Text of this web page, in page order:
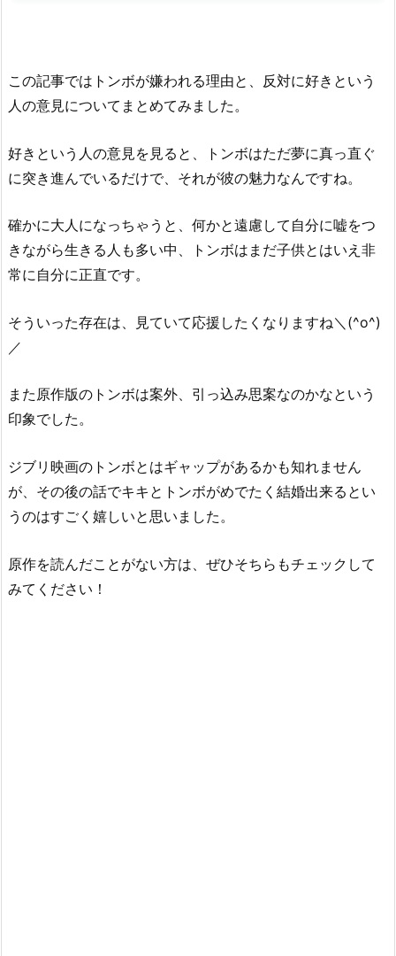
この記事ではトンボが嫌われる理由と、反対に好きという
人の意見についてまとめてみました。
好きという人の意見を見ると、トンボはただ夢に真っ直ぐ
に突き進んでいるだけで、それが彼の魅力なんですね。
確かに大人になっちゃうと、何かと遠慮して自分に嘘をつ
きながら生きる人も多い中、トンボはまだ子供とはいえ非
常に自分に正直です。
そういった存在は、見ていて応援したくなりますね＼(^o^)
／
また原作版のトンボは案外、引っ込み思案なのかなという
印象でした。
ジブリ映画のトンボとはギャップがあるかも知れません
が、その後の話でキキとトンボがめでたく結婚出来るとい
うのはすごく嬉しいと思いました。
原作を読んだことがない方は、ぜひそちらもチェックして
みてください！